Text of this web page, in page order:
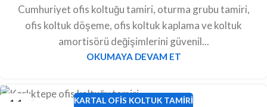
Cumhuriyet ofis koltuğu tamiri, oturma grubu tamiri,
ofis koltuk döşeme, ofis koltuk kaplama ve koltuk
amortisörü değişimlerini güvenil...
OKUMAYA DEVAM ET
KARTAL OFIS KOLTUK TAMIRI